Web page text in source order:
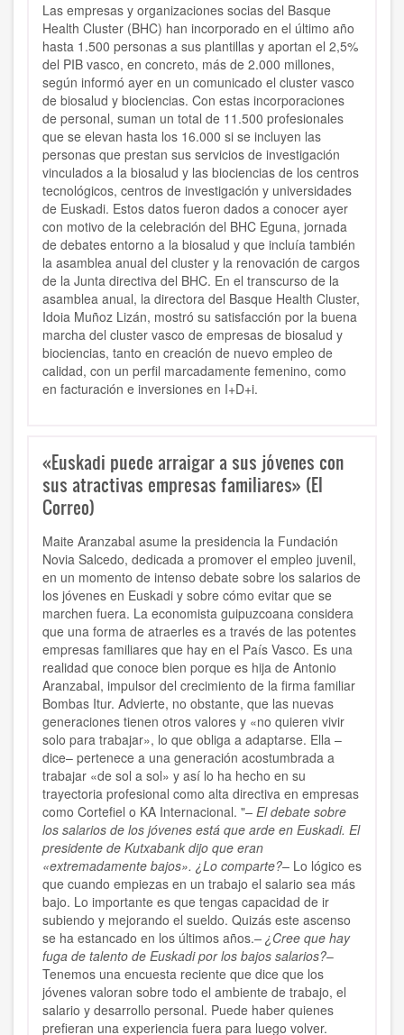
Las empresas y organizaciones socias del Basque
Health Cluster (BHC) han incorporado en el último año
hasta 1.500 personas a sus plantillas y aportan el 2,5%
del PIB vasco, en concreto, más de 2.000 millones,
según informó ayer en un comunicado el cluster vasco
de biosalud y biociencias. Con estas incorporaciones
de personal, suman un total de 11.500 profesionales
que se elevan hasta los 16.000 si se incluyen las
personas que prestan sus servicios de investigación
vinculados a la biosalud y las biociencias de los centros
tecnológicos, centros de investigación y universidades
de Euskadi. Estos datos fueron dados a conocer ayer
con motivo de la celebración del BHC Eguna, jornada
de debates entorno a la biosalud y que incluía también
la asamblea anual del cluster y la renovación de cargos
de la Junta directiva del BHC. En el transcurso de la
asamblea anual, la directora del Basque Health Cluster,
Idoia Muñoz Lizán, mostró su satisfacción por la buena
marcha del cluster vasco de empresas de biosalud y
biociencias, tanto en creación de nuevo empleo de
calidad, con un perfil marcadamente femenino, como
en facturación e inversiones en I+D+i.
«Euskadi puede arraigar a sus jóvenes con
sus atractivas empresas familiares» (El
Correo)
Maite Aranzabal asume la presidencia la Fundación
Novia Salcedo, dedicada a promover el empleo juvenil,
en un momento de intenso debate sobre los salarios de
los jóvenes en Euskadi y sobre cómo evitar que se
marchen fuera. La economista guipuzcoana considera
que una forma de atraerles es a través de las potentes
empresas familiares que hay en el País Vasco. Es una
realidad que conoce bien porque es hija de Antonio
Aranzabal, impulsor del crecimiento de la firma familiar
Bombas Itur. Advierte, no obstante, que las nuevas
generaciones tienen otros valores y «no quieren vivir
solo para trabajar», lo que obliga a adaptarse. Ella –
dice– pertenece a una generación acostumbrada a
trabajar «de sol a sol» y así lo ha hecho en su
trayectoria profesional como alta directiva en empresas
como Cortefiel o KA Internacional. "– El debate sobre
los salarios de los jóvenes está que arde en Euskadi. El
presidente de Kutxabank dijo que eran
«extremadamente bajos». ¿Lo comparte?– Lo lógico es
que cuando empiezas en un trabajo el salario sea más
bajo. Lo importante es que tengas capacidad de ir
subiendo y mejorando el sueldo. Quizás este ascenso
se ha estancado en los últimos años.– ¿Cree que hay
fuga de talento de Euskadi por los bajos salarios?–
Tenemos una encuesta reciente que dice que los
jóvenes valoran sobre todo el ambiente de trabajo, el
salario y desarrollo personal. Puede haber quienes
prefieran una experiencia fuera para luego volver.